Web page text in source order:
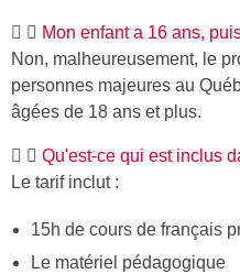
Mon enfant a 16 ans,
Non, malheureusement, le
personnes majeures au
âgées de 18 ans et plus.
Qu'est-ce qui est inclus
Le tarif inclut :
15h de cours de français
Le matériel pédagogique